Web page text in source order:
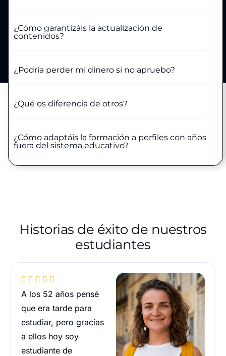
¿Cómo garantizáis la actualización de
contenidos?
¿Podría perder mi dinero si no apruebo?
¿Qué os diferencia de otros?
¿Cómo adaptáis la formación a perfiles con años
fuera del sistema educativo?
Historias de éxito de nuestros
estudiantes
    
A los 52 años pensé
que era tarde para
estudiar, pero gracias
a ellos hoy soy
estudiante de